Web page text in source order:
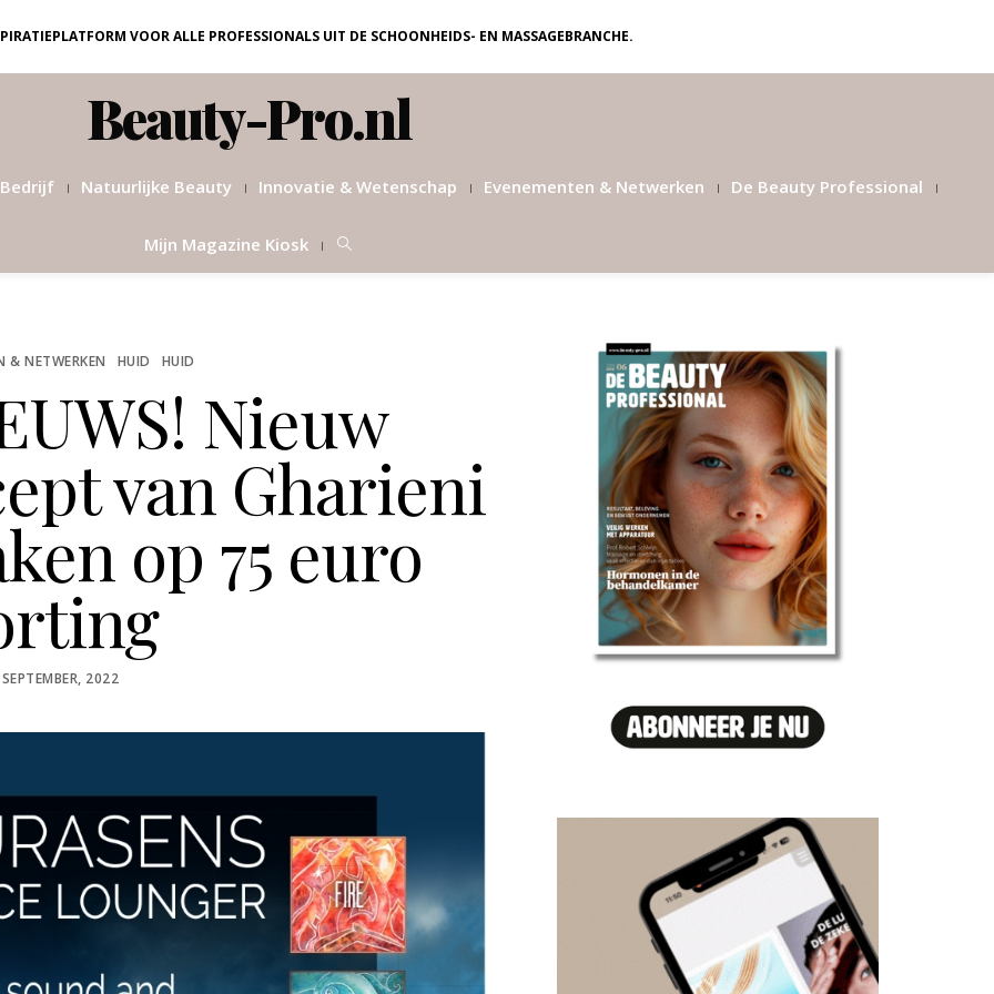
VOOR ALLE PROFESSIONALS UIT DE SCHOONHEIDS- EN MASSAGEBRANCHE.
Beauty-Pro.nl
Natuurlijke Beauty Innovatie & Wetenschap Evenementen & Netwerken De Beauty Professional
Mijn Magazine Kiosk
& NETWERKEN HUID HUID
Nieuw
van Gharieni
op 75 euro
2022